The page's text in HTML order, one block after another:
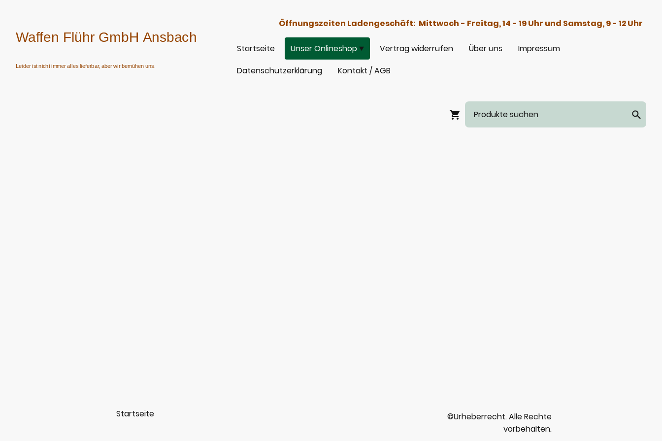
Waffen Flühr GmbH Ansbach
Leider ist nicht immer alles lieferbar, aber wir bemühen uns.
Öffnungszeiten Ladengeschäft: Mittwoch - Freitag, 14 - 19 Uhr und Samstag, 9 - 12 Uhr
Startseite Unser Onlineshop Vertrag widerrufen Über uns
Impressum
Datenschutzerklärung
Kontakt / AGB
Startseite
©Urheberrecht. Alle Rechte
vorbehalten.